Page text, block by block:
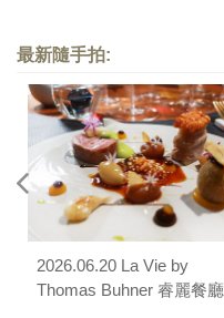
最新隨手拍:
2026.06.20 La Vie by
Thomas Buhner 睿麗餐廳